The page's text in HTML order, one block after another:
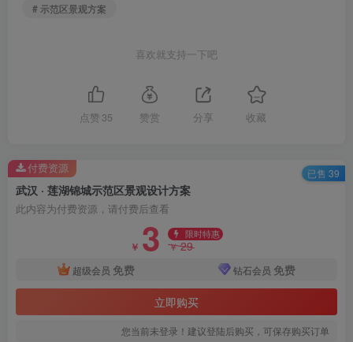
景观效果图.png
# 示范区景观方案
喜欢就支持一下吧
点赞 35 赞赏 分享 收藏
武汉 · 莲湖锦城示范区景观设计方案
此内容为付费资源，请付费后查看
￥ 3 限时特惠
￥29
超级会员 免费 钻石会员 免费
立即购买
您当前未登录！建议登陆后购买，可保存购买订单
付费资源 已售 39